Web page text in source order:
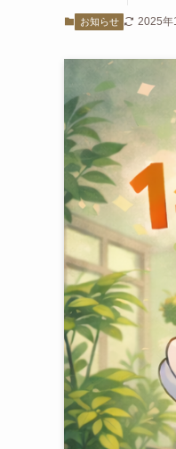
お知らせ 2025年